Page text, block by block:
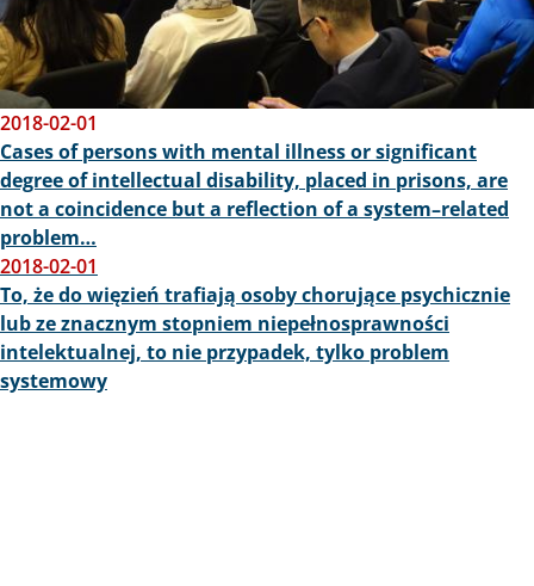
2018-02-01
Cases of persons with mental illness or significant
degree of intellectual disability, placed in prisons, are
not a coincidence but a reflection of a system–related
problem…
2018-02-01
To, że do więzień trafiają osoby chorujące psychicznie
lub ze znacznym stopniem niepełnosprawności
intelektualnej, to nie przypadek, tylko problem
systemowy